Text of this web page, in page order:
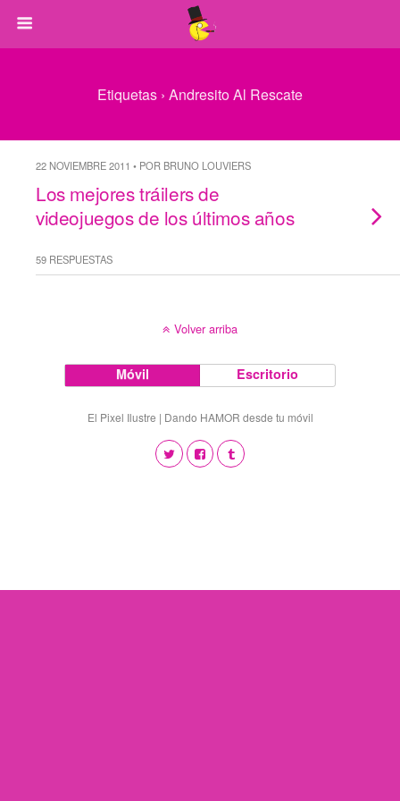
Etiquetas › Andresito Al Rescate
22 NOVIEMBRE 2011 • POR BRUNO LOUVIERS
Los mejores tráilers de
videojuegos de los últimos años
59 RESPUESTAS
Volver arriba
Móvil Escritorio
El Pixel Ilustre | Dando HAMOR desde tu móvil